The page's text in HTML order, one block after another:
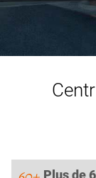
Plus de